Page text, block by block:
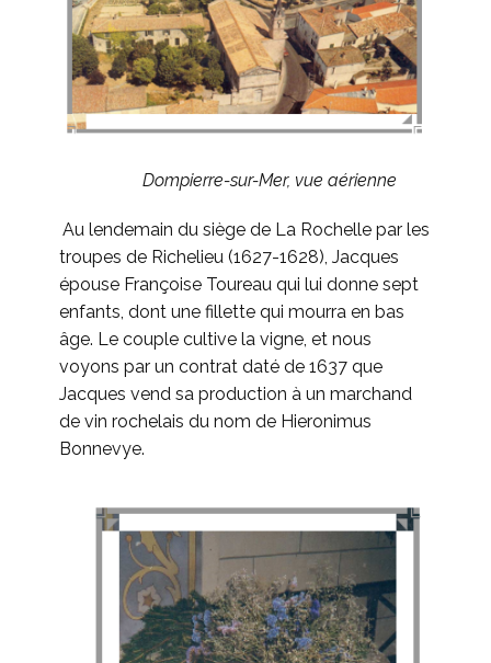
Dompierre-sur-Mer, vue aérienne
Au lendemain du siège de La Rochelle par les
troupes de Richelieu (1627-1628), Jacques
épouse Françoise Toureau qui lui donne sept
enfants, dont une fillette qui mourra en bas
âge. Le couple cultive la vigne, et nous
voyons par un contrat daté de 1637 que
Jacques vend sa production à un marchand
de vin rochelais du nom de Hieronimus
Bonnevye.